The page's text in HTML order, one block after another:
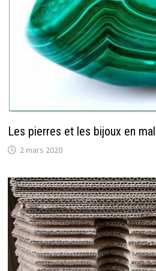
Les pierres et les bijoux en
2 mars 2020